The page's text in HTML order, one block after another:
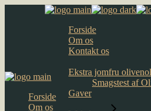
Forside
Om os
Kontakt os
Ekstra jomfru
Smagstest af
Gaver
Forside
Om os